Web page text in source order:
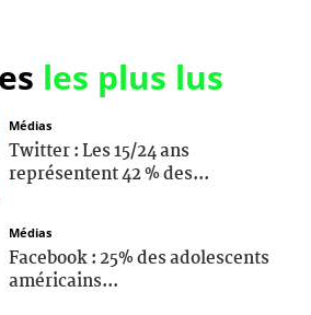
les plus lus
Médias
Twitter : Les 15/24 ans
représentent 42 % des...
Médias
Facebook : 25% des adolescents
américains...